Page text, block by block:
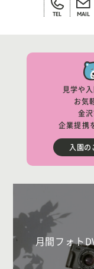
TEL MAIL
見学や
お気
金
企業提携
入園の
月間フォト